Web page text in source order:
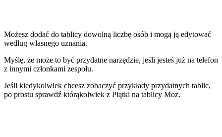
Możesz dodać do tablicy dowolną liczbę osób i mogą ją edytować
według własnego uznania.
Myślę, że może to być przydatne narzędzie, jeśli jesteś już na telefon
z innymi członkami zespołu.
Jeśli kiedykolwiek chcesz zobaczyć przykłady przydatnych tablic,
po prostu sprawdź którąkolwiek z Piątki na tablicy Moz.